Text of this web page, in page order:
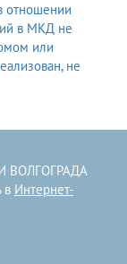
отношении
в МКД не
или
не
в Интернет-